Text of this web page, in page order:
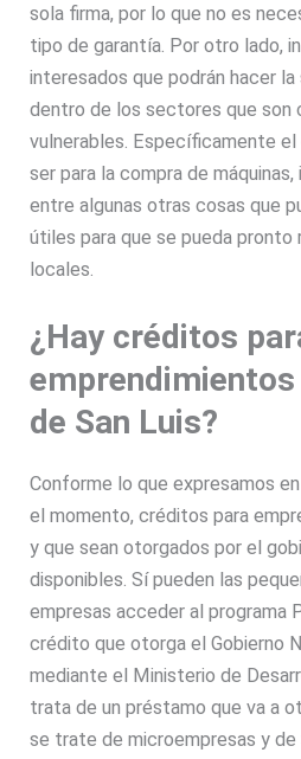
sola firma, por lo que no es
tipo de garantía. Por otro lado,
interesados que podrán hacer
dentro de los sectores que son
vulnerables. Específicamente
ser para la compra de máquinas,
entre algunas otras cosas que
útiles para que se pueda
locales.
¿Hay créditos
de San Luis?
Conforme lo que expresamos
el momento, créditos para
y que sean otorgados por el
disponibles. Sí pueden las
empresas acceder al programa
crédito que otorga el Gobierno
mediante el Ministerio de
trata de un préstamo que va a
se trate de microempresas y de